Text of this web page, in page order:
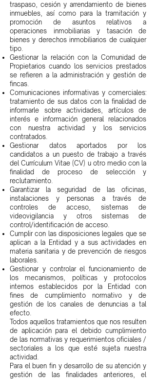
traspaso, cesión y arrendamiento de bienes
inmuebles, así como para la tramitación y
promoción de asuntos relativos a
operaciones inmobiliarias y tasación de
bienes y derechos inmobiliarios de cualquier
tipo.
Gestionar la relación con la Comunidad de
Propietarios cuando los servicios prestados
se refieren a la administración y gestión de
fincas.
Comunicaciones informativas y comerciales:
tratamiento de sus datos con la finalidad de
informarle sobre actividades, artículos de
interés e información general relacionados
con nuestra actividad y los servicios
contratados.
Gestionar datos aportados por los
candidatos a un puesto de trabajo a través
del Currículum Vitae (CV) u otro medio con la
finalidad de proceso de selección y
reclutamiento.
Garantizar la seguridad de las oficinas,
instalaciones y personas a través de
controles de acceso, sistemas de
videovigilancia y otros sistemas de
control/identificación de acceso.
Cumplir con las disposiciones legales que se
aplican a la Entidad y a sus actividades en
materia sanitaria y de prevención de riesgos
laborales.
Gestionar y controlar el funcionamiento de
los mecanismos, políticas y protocolos
internos establecidos por la Entidad con
fines de cumplimiento normativo y de
gestión de los canales de denuncias a tal
efecto.
Todos aquellos tratamientos que nos resulten
de aplicación para el debido cumplimiento
de las normativas y requerimientos oficiales /
sectoriales a los que esté sujeta nuestra
actividad.
Para el buen fin y desarrollo de su atención y
gestión de las finalidades anteriores, el